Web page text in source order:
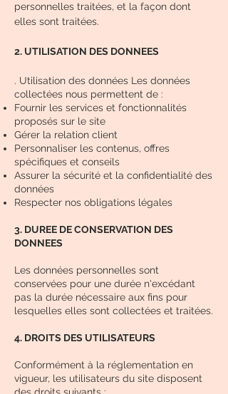
personnelles traitées, et la façon dont
elles sont traitées.
2. UTILISATION DES DONNEES
. Utilisation des données Les données
collectées nous permettent de :
Fournir les services et fonctionnalités
proposés sur le site
Gérer la relation client
Personnaliser les contenus, offres
spécifiques et conseils
Assurer la sécurité et la confidentialité des
données
Respecter nos obligations légales
3. DUREE DE CONSERVATION DES
DONNEES
Les données personnelles sont
conservées pour une durée n'excédant
pas la durée nécessaire aux fins pour
lesquelles elles sont collectées et traitées.
4. DROITS DES UTILISATEURS
Conformément à la réglementation en
vigueur, les utilisateurs du site disposent